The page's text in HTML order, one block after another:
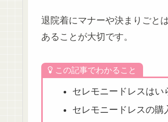
退院着にマナーや決まりごと
あることが大切です。
この記事でわかること
セレモニードレスはい
セレモニードレスの購